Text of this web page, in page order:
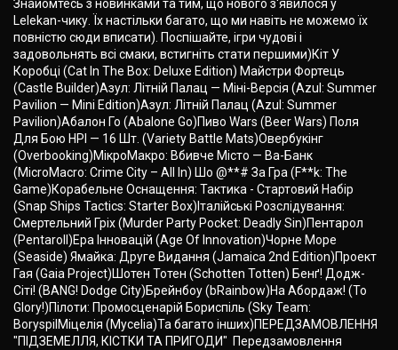
Знайомтесь з новинками та тим, що нового з'явилося у
Lelekan-чику. Їх настільки багато, що ми навіть не можемо їх
повністю сюди вписати). Поспішайте, ігри чудові і
задовольнять всі смаки, встигніть стати першими)Кіт У
Коробці (Cat In The Box: Deluxe Edition) Майстри Фортець
(Castle Builder)Азул: Літній Палац — Міні-Версія (Azul: Summer
Pavilion — Mini Edition)Азул: Літній Палац (Azul: Summer
Pavilion)Абалон Го (Abalone Go)Пиво Wars (Beer Wars) Поля
Для Бою НРІ — 16 Шт. (Variety Battle Mats)Овербукінг
(Overbooking)МікроМакро: Вбивче Місто — Ва-Банк
(MicroMacro: Crime City – All In) Шо @**# За Гра (F**k: The
Game)Корабельне Оснащення: Тактика - Стартовий Набір
(Snap Ships Tactics: Starter Box)Італійські Розслідування:
Смертельний Гріх (Murder Party Pocket: Deadly Sin)Пентарол
(Pentaroll)Ера Інновацій (Age Of Innovation)Чорне Море
(Seaside) Ямайка: Друге Видання (Jamaica 2nd Edition)Проект
Гая (Gaia Project)Шотен Тотен (Schotten Totten) Бенґ! Додж-
Cіті! (BANG! Dodge City)Брейнбоу (bRainbow)На Абордаж! (To
Glory!)Пілоти: Промосценарій Бориспіль (Sky Team:
BoryspilМіцелія (Mycelia)Та багато інших)ПЕРЕДЗАМОВЛЕННЯ
"ПІДЗЕМЕЛЛЯ, КІСТКИ ТА ПРИГОДИ" Передзамовлення